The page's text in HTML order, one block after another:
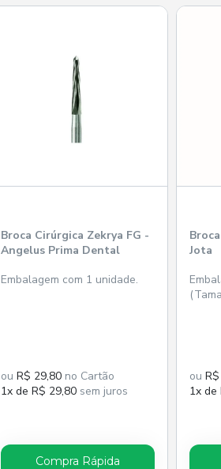
Broca Cirúrgica Zekrya FG -
Angelus Prima Dental
Embalagem com 1 unidade.
ou R$ 29,80 no Cartão
1x de R$ 29,80 sem juros
Compra Rápida
Jota
ou
1x de